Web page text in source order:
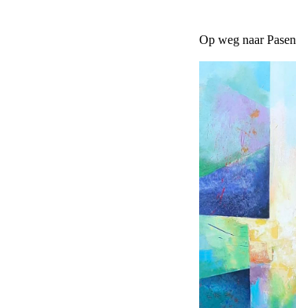
Op weg naar Pasen